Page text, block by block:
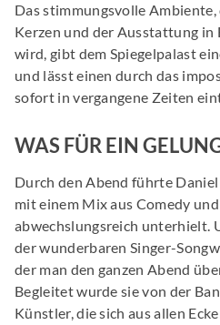
Das stimmungsvolle
Kerzen und der Ausstattung
wird, gibt dem Spiegelpalast
und lässt einen durch das
sofort in vergangene Zeiten
WAS FÜR EIN
Durch den Abend führte
mit einem Mix aus Comedy
abwechslungsreich unterhielt.
der wunderbaren Singer-
der man den ganzen Abend
Begleitet wurde sie von der
Künstler, die sich aus allen